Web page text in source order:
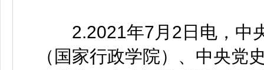
2.2021年7月2日电，中
（国家行政学院）、中央党